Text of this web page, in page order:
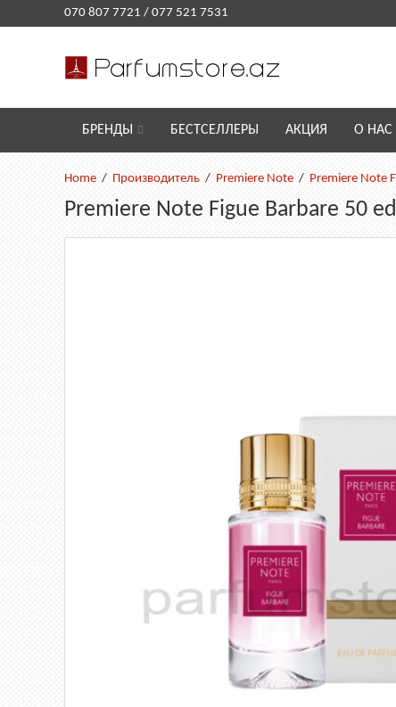
070 807 7721 / 077 521 7531
БРЕНДЫ БЕСТСЕЛЛЕРЫ АКЦИЯ О НАС
Производитель Premiere Note Premiere Note
Premiere Note Figue Barbare 50